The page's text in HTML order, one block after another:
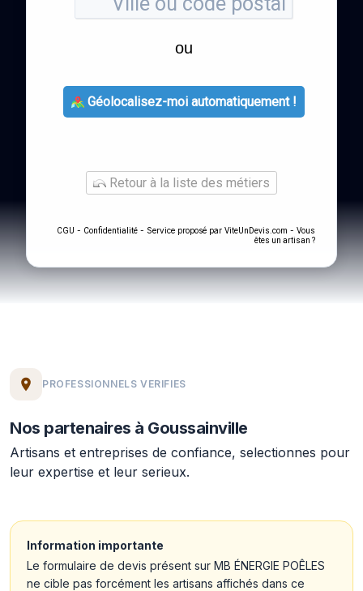
ou
Géolocalisez-moi automatiquement !
Retour à la liste des métiers
CGU - Confidentialité - Service proposé par ViteUnDevis.com - Vous
êtes un artisan ?
PROFESSIONNELS VERIFIES
Nos partenaires à Goussainville
Artisans et entreprises de confiance, selectionnes pour
leur expertise et leur serieux.
Information importante
Le formulaire de devis présent sur MB ÉNERGIE POÊLES
ne cible pas forcément les artisans affichés dans ce